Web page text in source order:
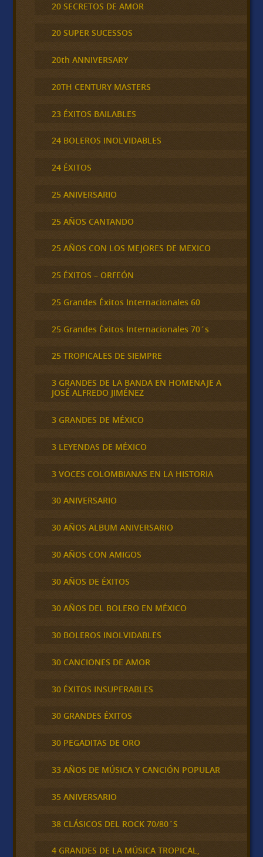
20 SECRETOS DE AMOR
20 SUPER SUCESSOS
20th ANNIVERSARY
20TH CENTURY MASTERS
23 ÉXITOS BAILABLES
24 BOLEROS INOLVIDABLES
24 ÉXITOS
25 ANIVERSARIO
25 AÑOS CANTANDO
25 AÑOS CON LOS MEJORES DE MEXICO
25 ÉXITOS – ORFEÓN
25 Grandes Éxitos Internacionales 60
25 Grandes Éxitos Internacionales 70´s
25 TROPICALES DE SIEMPRE
3 GRANDES DE LA BANDA EN HOMENAJE A
JOSÉ ALFREDO JIMÉNEZ
3 GRANDES DE MÉXICO
3 LEYENDAS DE MÉXICO
3 VOCES COLOMBIANAS EN LA HISTORIA
30 ANIVERSARIO
30 AÑOS ALBUM ANIVERSARIO
30 AÑOS CON AMIGOS
30 AÑOS DE ÉXITOS
30 AÑOS DEL BOLERO EN MÉXICO
30 BOLEROS INOLVIDABLES
30 CANCIONES DE AMOR
30 ÉXITOS INSUPERABLES
30 GRANDES ÉXITOS
30 PEGADITAS DE ORO
33 AÑOS DE MÚSICA Y CANCIÓN POPULAR
35 ANIVERSARIO
38 CLÁSICOS DEL ROCK 70/80´S
4 GRANDES DE LA MÚSICA TROPICAL,